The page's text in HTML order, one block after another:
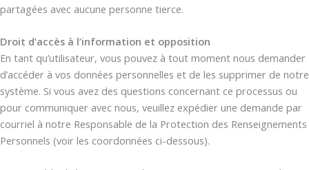
partagées avec aucune personne tierce.
Droit d’accès à l’information et opposition
En tant qu’utilisateur, vous pouvez à tout moment nous demander
d’accéder à vos données personnelles et de les supprimer de notre
système. Si vous avez des questions concernant ce processus ou
pour communiquer avec nous, veuillez expédier une demande par
courriel à notre Responsable de la Protection des Renseignements
Personnels (voir les coordonnées ci-dessous).